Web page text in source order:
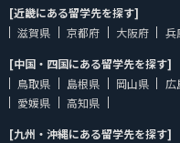
[近畿にある留学先を探す]
滋賀県
京都府 大阪府 兵
[中国・四国にある留学先を探す]
鳥取県
島根県 岡山県 広
愛媛県
高知県
[九州・沖縄にある留学先を探す]